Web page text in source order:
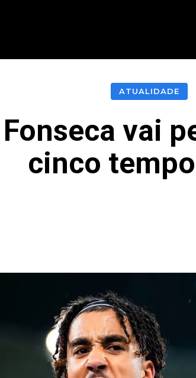
ATUALIDADE
vai
cinco